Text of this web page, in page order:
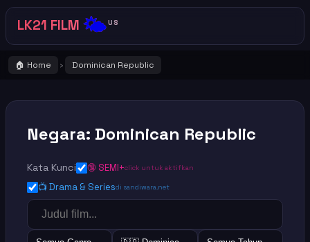
LK21 FILM 🌤️US
🏠 Home › Dominican Republic
Negara: Dominican Republic
Kata Kunci 🔞 SEMI+click untuk aktifkan
📺 Drama & Seriesdi sandiwara.net